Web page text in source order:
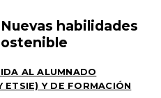
habilidades
AL ALUMNADO
ETSIE) Y DE FORMACIÓN